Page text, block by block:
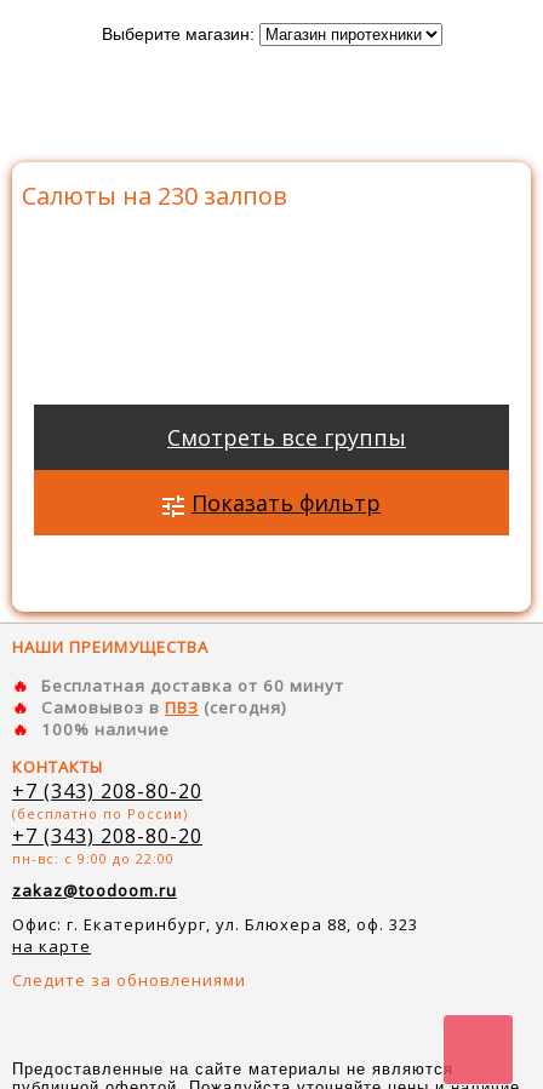
Выберите магазин:
Салюты на 230 залпов
Смотреть все группы
Показать фильтр
НАШИ ПРЕИМУЩЕСТВА
Бесплатная доставка от 60 минут
Самовывоз в ПВЗ (сегодня)
100% наличие
КОНТАКТЫ
+7 (343) 208-80-20
(бесплатно по России)
+7 (343) 208-80-20
пн-вс: с 9:00 до 22:00
zakaz@toodoom.ru
Офис: г. Екатеринбург, ул. Блюхера 88, оф. 323
на карте
Следите за обновлениями
Предоставленные на сайте материалы не являются